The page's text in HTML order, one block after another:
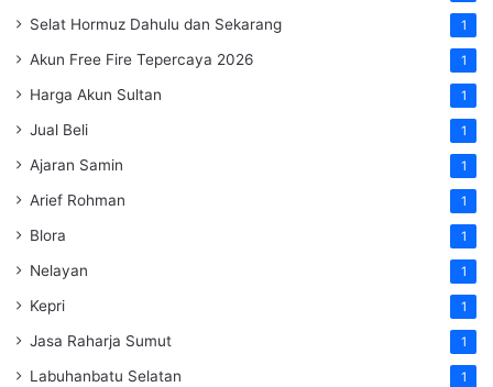
Selat Hormuz Dahulu dan Sekarang 1
Akun Free Fire Tepercaya 2026 1
Harga Akun Sultan 1
Jual Beli 1
Ajaran Samin 1
Arief Rohman 1
Blora 1
Nelayan 1
Kepri 1
Jasa Raharja Sumut 1
Labuhanbatu Selatan 1